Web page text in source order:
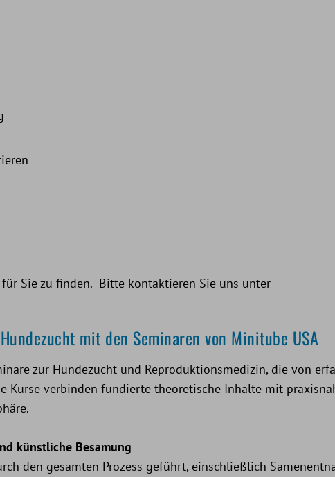
Sie zu finden. Bitte kontaktieren Sie uns unter
mit den Seminaren von Minitube USA
zur Hundezucht und Reproduktionsmedizin, die von
Kurse verbinden fundierte theoretische Inhalte mit
künstliche Besamung
den gesamten Prozess geführt, einschließlich